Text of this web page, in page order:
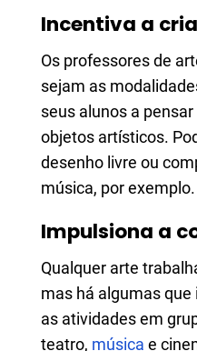
Incentiva a
Os professores de
sejam as
seus alunos a
objetos artísticos.
desenho livre ou
música, por exemplo.
Impulsiona a
Qualquer arte
mas há algumas
as atividades em
teatro, música e